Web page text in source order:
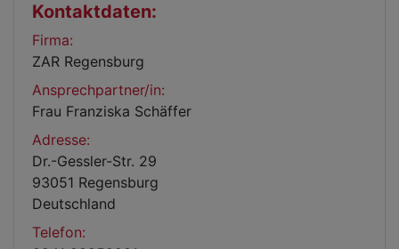
Kontaktdaten:
Firma:
ZAR Regensburg
Ansprechpartner/in:
Frau Franziska Schäffer
Adresse:
Dr.-Gessler-Str. 29
93051 Regensburg
Deutschland
Telefon: